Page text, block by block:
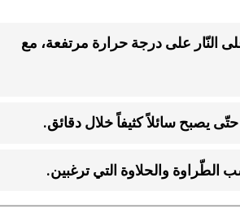
النّار على درجة حرارة مرتفعة، مع
يصبح سائلاً كثيفاً خلال دقائق.
الطّراوة والحلاوة التي ترغبين.